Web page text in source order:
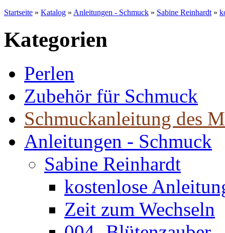
Startseite » Katalog » Anleitungen - Schmuck » Sabine Reinhardt »
Kategorien
Perlen
Zubehör für Schmuck
Schmuckanleitung des
Anleitungen - Schmuck
Sabine Reinhardt
kostenlose
Zeit zum Wechseln